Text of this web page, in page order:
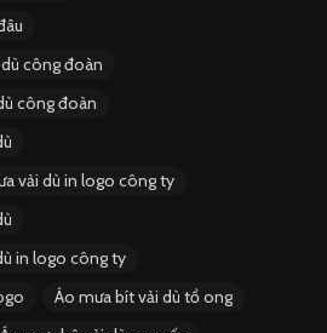
công đoàn
công đoàn
vải dù in logo công ty
in logo công ty
Áo mưa bít vải dù tổ ong